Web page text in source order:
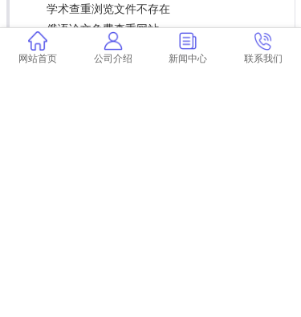
学术查重浏览文件不存在
俄语论文免费查重网站
靠谱免费论文查重网站
网站首页 公司介绍 新闻中心 联系我们